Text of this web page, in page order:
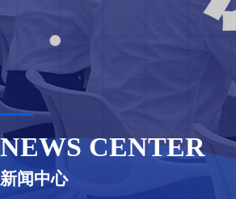
NEWS CENTER
新闻中心